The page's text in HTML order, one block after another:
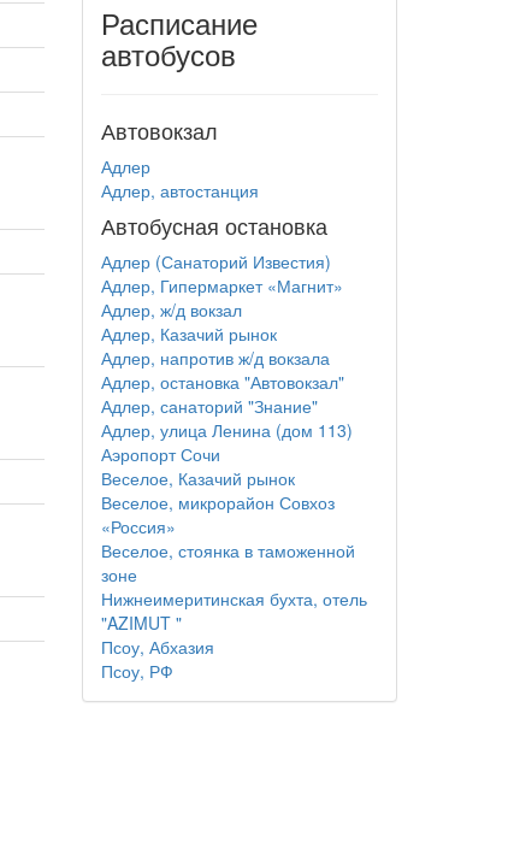
Расписание
автобусов
Автовокзал
Адлер
Адлер, автостанция
Автобусная остановка
Адлер (Санаторий Известия)
Адлер, Гипермаркет «Магнит»
Адлер, ж/д вокзал
Адлер, Казачий рынок
Адлер, напротив ж/д вокзала
Адлер, остановка "Автовокзал"
Адлер, санаторий "Знание"
Адлер, улица Ленина (дом 113)
Аэропорт Сочи
Веселое, Казачий рынок
Веселое, микрорайон Совхоз
«Россия»
Веселое, стоянка в таможенной
зоне
Нижнеимеритинская бухта, отель
"AZIMUT "
Псоу, Абхазия
Псоу, РФ